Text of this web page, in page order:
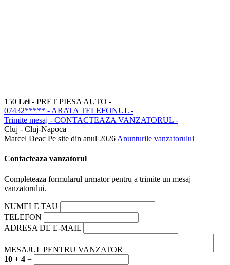
150 Lei - PRET PIESA AUTO -
07432***** - ARATA TELEFONUL -
Trimite mesaj - CONTACTEAZA VANZATORUL -
Cluj - Cluj-Napoca
Marcel Deac Pe site din anul 2026 Anunturile vanzatorului
Contacteaza vanzatorul
Completeaza formularul urmator pentru a trimite un mesaj
vanzatorului.
NUMELE TAU
TELEFON
ADRESA DE E-MAIL
MESAJUL PENTRU VANZATOR
10 + 4 =